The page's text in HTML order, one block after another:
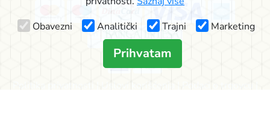
Podaci o trgovcu
Obavezni
Analitički Trajni Marketing
Prihvatam